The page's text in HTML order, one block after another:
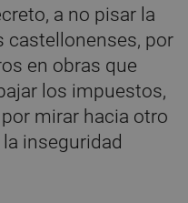
a no pisar la
castellonenses, por
en obras que
los impuestos,
mirar hacia otro
inseguridad